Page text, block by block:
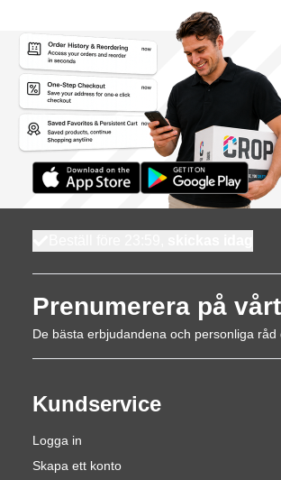
Prenumerera på
De bästa erbjudandena och personliga råd
Kundservice
Logga in
Skapa ett konto